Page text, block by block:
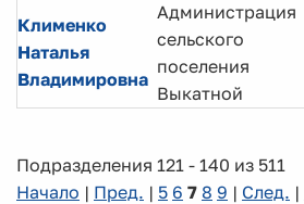
Клименко
Наталья
Владимировна
Администрация
сельского
поселения
Выкатной
Подразделения 121 - 140 из 511
Начало | Пред. | 5 6 7 8 9 | След. |